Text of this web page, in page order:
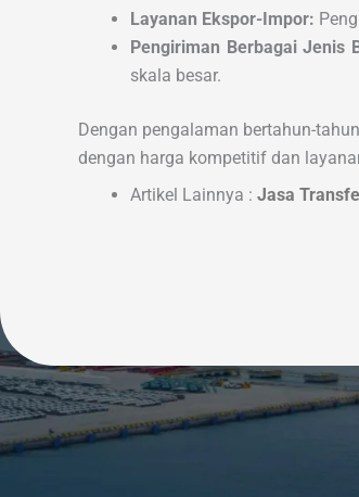
Layanan Ekspor-Impor:
Pengiriman Berbagai Jenis
skala besar.
Dengan pengalaman bertahun-
dengan harga kompetitif dan
Artikel Lainnya : Jasa